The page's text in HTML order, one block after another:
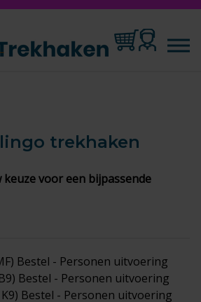
trekhaken
voor een bijpassende
Bestel - Personen uitvoering
Bestel - Personen uitvoering
Bestel - Personen uitvoering